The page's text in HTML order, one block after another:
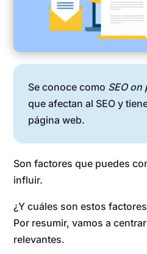
Se conoce como SEO
que afectan al SEO y
página web.
Son factores que puedes
influir.
¿Y cuáles son estos
Por resumir, vamos a
relevantes.